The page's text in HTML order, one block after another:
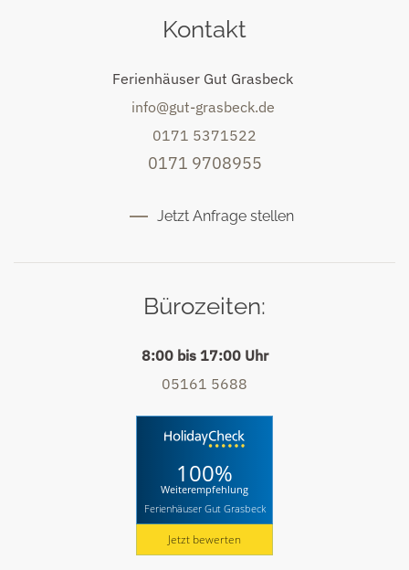
Kontakt
Ferienhäuser Gut Grasbeck
info@gut-grasbeck.de
0171 5371522
0171 9708955
Jetzt Anfrage stellen
Bürozeiten:
8:00 bis 17:00 Uhr
05161 5688
100%
Weiterempfehlung
Ferienhäuser Gut Grasbeck
Jetzt bewerten